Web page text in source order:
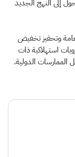
إلى النهج الجديد
وتحفيز تخفيض
استهلاكية ذات
الدولية.